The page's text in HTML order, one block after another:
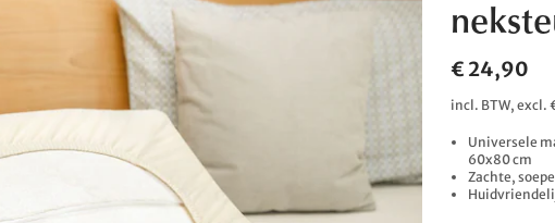
€ 24,90
incl. BTW, excl.
Universele
60x80 cm
Zachte,